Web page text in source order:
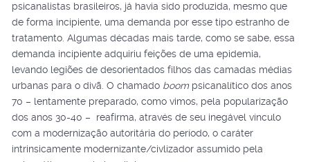
psicanalistas brasileiros, já havia sido produzida, mesmo que
de forma incipiente, uma demanda por esse tipo estranho de
tratamento. Algumas décadas mais tarde, como se sabe, essa
demanda incipiente adquiriu feições de uma epidemia,
levando legiões de desorientados filhos das camadas médias
urbanas para o divã. O chamado boompsicanalítico dos anos
70 – lentamente preparado, como vimos, pela popularização
dos anos 30-40 – reafirma, através de seu inegável vínculo
com a modernização autoritária do período, o caráter
intrinsicamente modernizante/civlizador assumido pela